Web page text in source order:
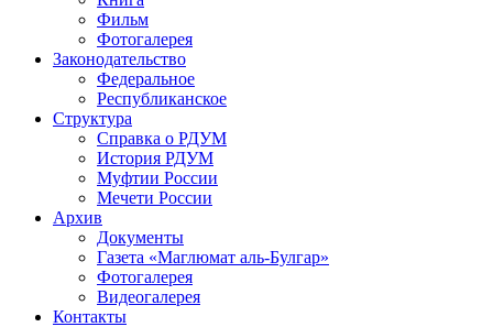
Фильм
Фотогалерея
Законодательство
Федеральное
Республиканское
Структура
Справка о РДУМ
История РДУМ
Муфтии России
Мечети России
Архив
Документы
Газета «Маглюмат аль-Булгар»
Фотогалерея
Видеогалерея
Контакты